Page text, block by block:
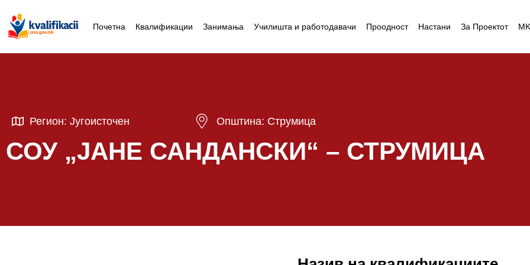
Почетна Квалификации Занимања Училишта и работодавачи Проодност Настани За Проектот MK
Регион: Југоисточен Општина: Струмица
СОУ „ЈАНЕ САНДАНСКИ“ – СТРУМИЦА